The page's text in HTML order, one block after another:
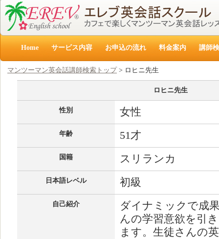
Home サービス内容 お申込の流れ 料金案内 講師
マンツーマン英会話講師検索トップ > ロヒニ先生
ロヒニ先生
性別 女性
年齢 51才
国籍 スリランカ
日本語レベル 初級
自己紹介
ダイナミックで成
んの学習意欲を引
ます。生徒さんの